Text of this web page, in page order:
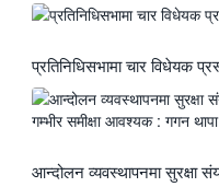
प्रतिनिधिसभामा चार विधेयक
आन्दोलन व्यवस्थापनमा सुरक्षा